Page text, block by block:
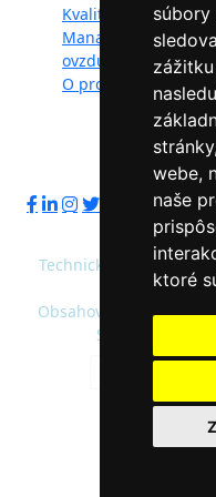
stránky,
webe,
naše
ktoré
Kvalita ovzdušia
Manažéri kvality
ovzdušia
O projekte
Sledujte nás:
Technický
Obsahový správca:
Slovenská
© 2020 - 2026
prostredia a